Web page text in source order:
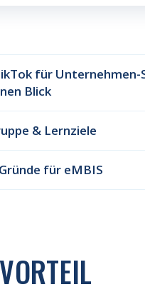
für Unternehmen-
Blick
& Lernziele
für eMBIS